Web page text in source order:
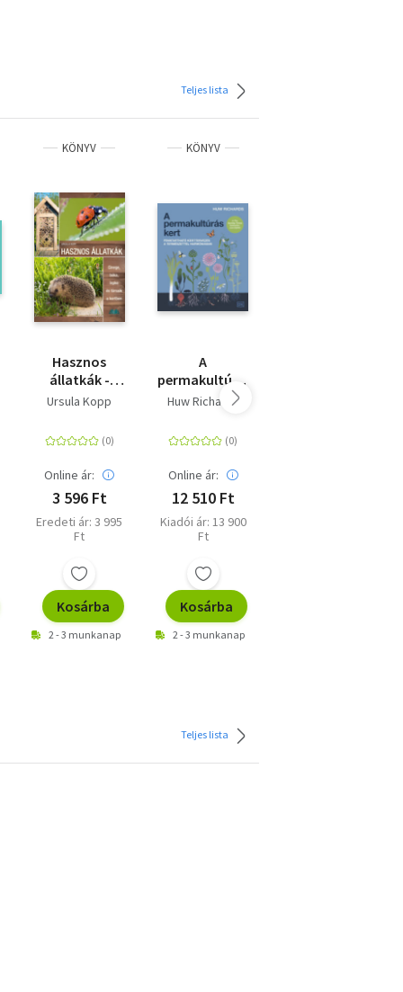
Teljes lista
KÖNYV
Hasznos
állatkák -
Cinege, béka,
társaik a
kertben
Ursula Kopp
Online ár:
3 596 Ft
Eredeti ár: 3 995
Ft
Kosárba
2 - 3 munkanap
KÖNYV
A
permakultúrás
kert -
kerttervezés a
természettel
harmóniában
Huw Richards
Online ár:
12 510 Ft
Kiadói ár: 13 900
Ft
Kosárba
2 - 3 munkanap
Teljes lista